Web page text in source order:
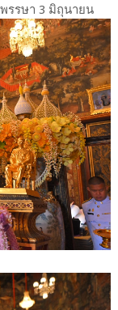
รรษา 3 มิถุนายน